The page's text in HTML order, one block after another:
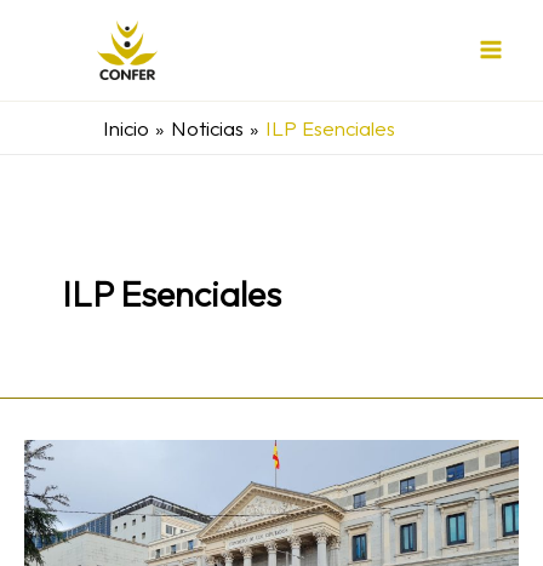
Inicio
Noticias ILP Esenciales
ILP Esenciales
Entidades
de
Iglesia
celebran